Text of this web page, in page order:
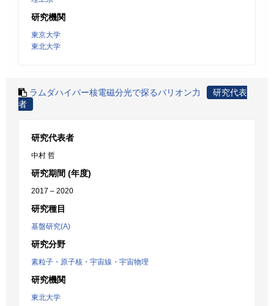
研究機関
東京大学
東北大学
ラムダハイパー核電磁分光で探るバリオン力
研究代表
者
研究代表者
中村 哲
研究期間 (年度)
2017 – 2020
研究種目
基盤研究(A)
研究分野
素粒子・原子核・宇宙線・宇宙物理
研究機関
東北大学